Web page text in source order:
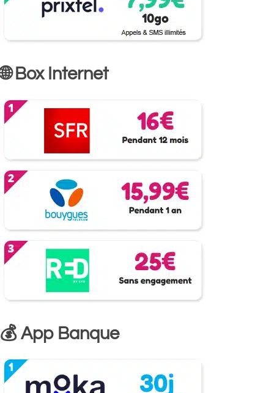
🌐 Box Internet
💰 App Banque